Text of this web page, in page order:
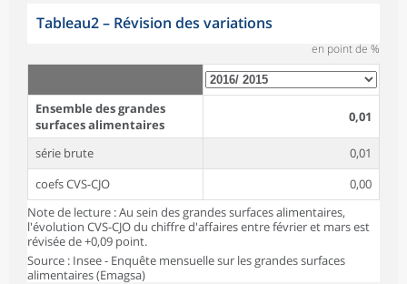
Tableau2– Révision des variations
en point de %
Ensemble des grandes
surfaces alimentaires
0,01
série brute
0,01
coefs CVS-CJO
0,00
Note de lecture : Au sein des grandes surfaces alimentaires,
l'évolution CVS-CJO du chiffre d'affaires entre février et mars est
révisée de +0,09 point.
Source : Insee - Enquête mensuelle sur les grandes surfaces
alimentaires (Emagsa)